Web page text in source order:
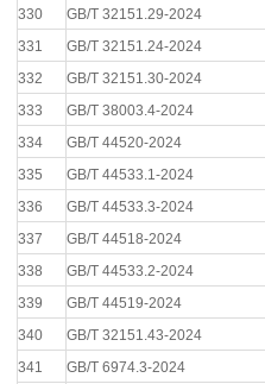
330
GB/T 32151.29-2024
331
GB/T 32151.24-2024
332
GB/T 32151.30-2024
333
GB/T 38003.4-2024
334
GB/T 44520-2024
335
GB/T 44533.1-2024
336
GB/T 44533.3-2024
337
GB/T 44518-2024
338
GB/T 44533.2-2024
339
GB/T 44519-2024
340
GB/T 32151.43-2024
341
GB/T 6974.3-2024